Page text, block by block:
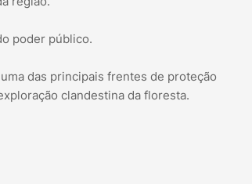
poder público.
das principais frentes de proteção
clandestina da floresta.